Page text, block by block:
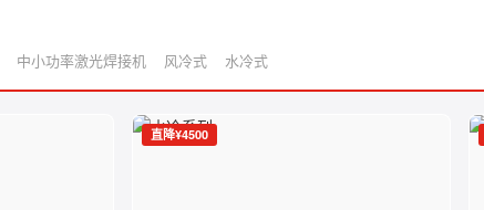
脉冲 · 全系列覆盖 · 低至 ¥15,000
中小功率激光焊接机 风冷式 水冷式
直降¥4500